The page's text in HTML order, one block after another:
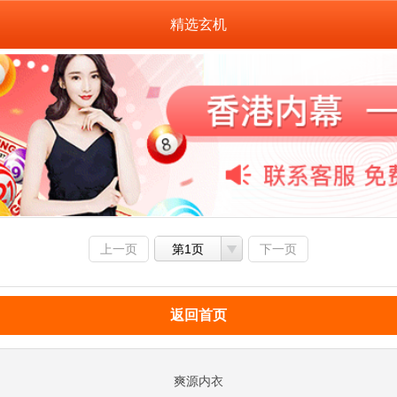
精选玄机
上一页 第1页 下一页
返回首页
爽源内衣